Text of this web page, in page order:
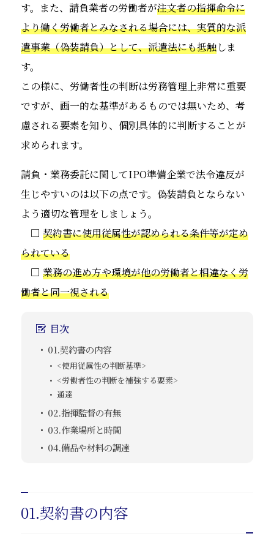
す。また、請負業者の労働者が注文者の指揮命令に
より働く労働者とみなされる場合には、実質的な派
遣事業（偽装請負）として、派遣法にも抵触しま
す。
この様に、労働者性の判断は労務管理上非常に重要
ですが、画一的な基準があるものでは無いため、考
慮される要素を知り、個別具体的に判断することが
求められます。
請負・業務委託に関してIPO準備企業で法令違反が
生じやすいのは以下の点です。偽装請負とならない
よう適切な管理をしましょう。
□契約書に使用従属性が認められる条件等が定め
られている
□業務の進め方や環境が他の労働者と相違なく労
働者と同一視される
目次
01.契約書の内容
<使用従属性の判断基準>
<労働者性の判断を補強する要素>
通達
02.指揮監督の有無
03.作業場所と時間
04.備品や材料の調達
01.契約書の内容